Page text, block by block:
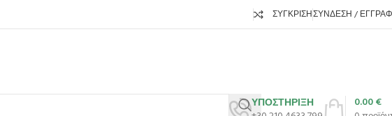
ΣΎΓΚΡΙΣΗΣΎΝΔΕΣΗ /
ΥΠΟΣΤΗΡΙΞΗ
0.00€